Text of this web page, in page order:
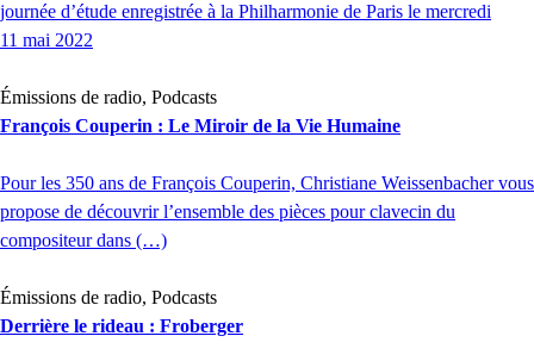
journée d’étude enregistrée à la Philharmonie de Paris le mercredi
11 mai 2022
Émissions de radio, Podcasts
François Couperin : Le Miroir de la Vie Humaine
Pour les 350 ans de François Couperin, Christiane Weissenbacher vous
propose de découvrir l’ensemble des pièces pour clavecin du
compositeur dans (…)
Émissions de radio, Podcasts
Derrière le rideau : Froberger